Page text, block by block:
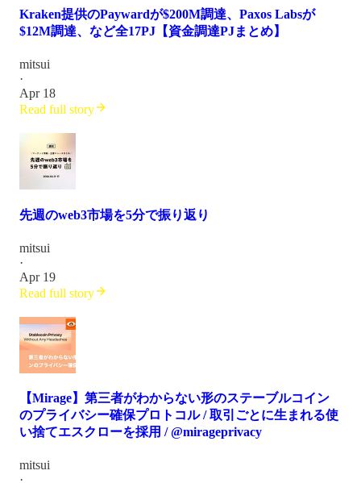
Kraken提供のPaywardが$200M調達、Paxos Labsが
$12M調達、など全17PJ【資金調達PJまとめ】
mitsui
·
Apr 18
Read full story
先週のweb3市場を5分で振り返り
mitsui
·
Apr 19
Read full story
【Mirage】第三者がわからない形のステーブルコイン
のプライバシー確保プロトコル / 取引ごとに生まれる使
い捨てエスクローを採用 / @mirageprivacy
mitsui
·